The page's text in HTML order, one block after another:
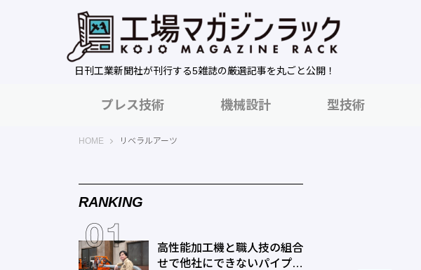
日刊工業新聞社が刊行する5雑誌の厳選記事を丸ごと公開！
プレス技術 機械設計 型技術
HOME 工場マガジンラック｜日刊工業新聞社
リベラルアーツ
RANKING
高性能加工機と職人技の組合
せで他社にできないパイプ曲